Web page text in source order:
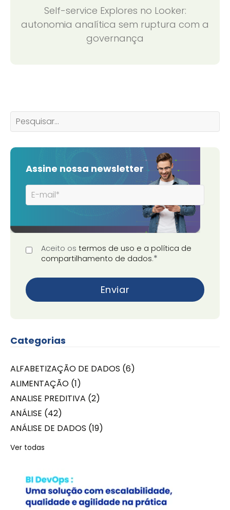
Self-service Explores no Looker:
autonomia analítica sem ruptura com a
governança
Assine nossa newsletter
Aceito os termos de uso e a política de
compartilhamento de dados.*
Categorias
ALFABETIZAÇÃO DE DADOS (6)
ALIMENTAÇÃO (1)
ANALISE PREDITIVA (2)
ANÁLISE (42)
ANÁLISE DE DADOS (19)
Ver todas